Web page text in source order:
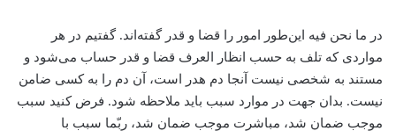
در ما نحن فیه این‌طور امور را قضا و قدر گفته‌اند. گفتیم در هر
مواردی که تلف به حسب انظار العرف قضا و قدر حساب می‌شود و
مستند به شخصی نیست آنجا دم هدر است، آن دم را به کسی ضامن
نیست. بدان جهت در موارد سبب باید ملاحظه شود. فرض کنید سبب
موجب ضمان شد، مباشرت موجب ضمان شد، ربّما سبب با